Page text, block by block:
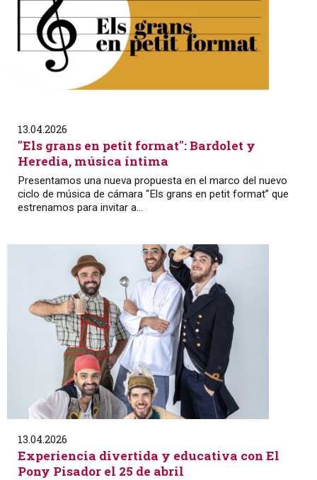
13.04.2026
"Els grans en petit format": Bardolet y
Heredia, música íntima
Presentamos una nueva propuesta en el marco del nuevo
ciclo de música de cámara “Els grans en petit format” que
estrenamos para invitar a...
13.04.2026
Experiencia divertida y educativa con El
Pony Pisador el 25 de abril